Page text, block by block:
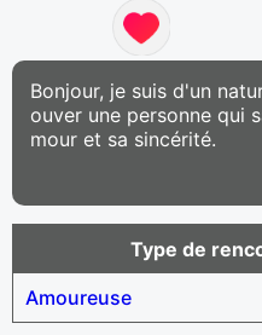
Bonjour, je suis d'un
ouver une personne qui
mour et sa sincérité.
Type de
Amoureuse